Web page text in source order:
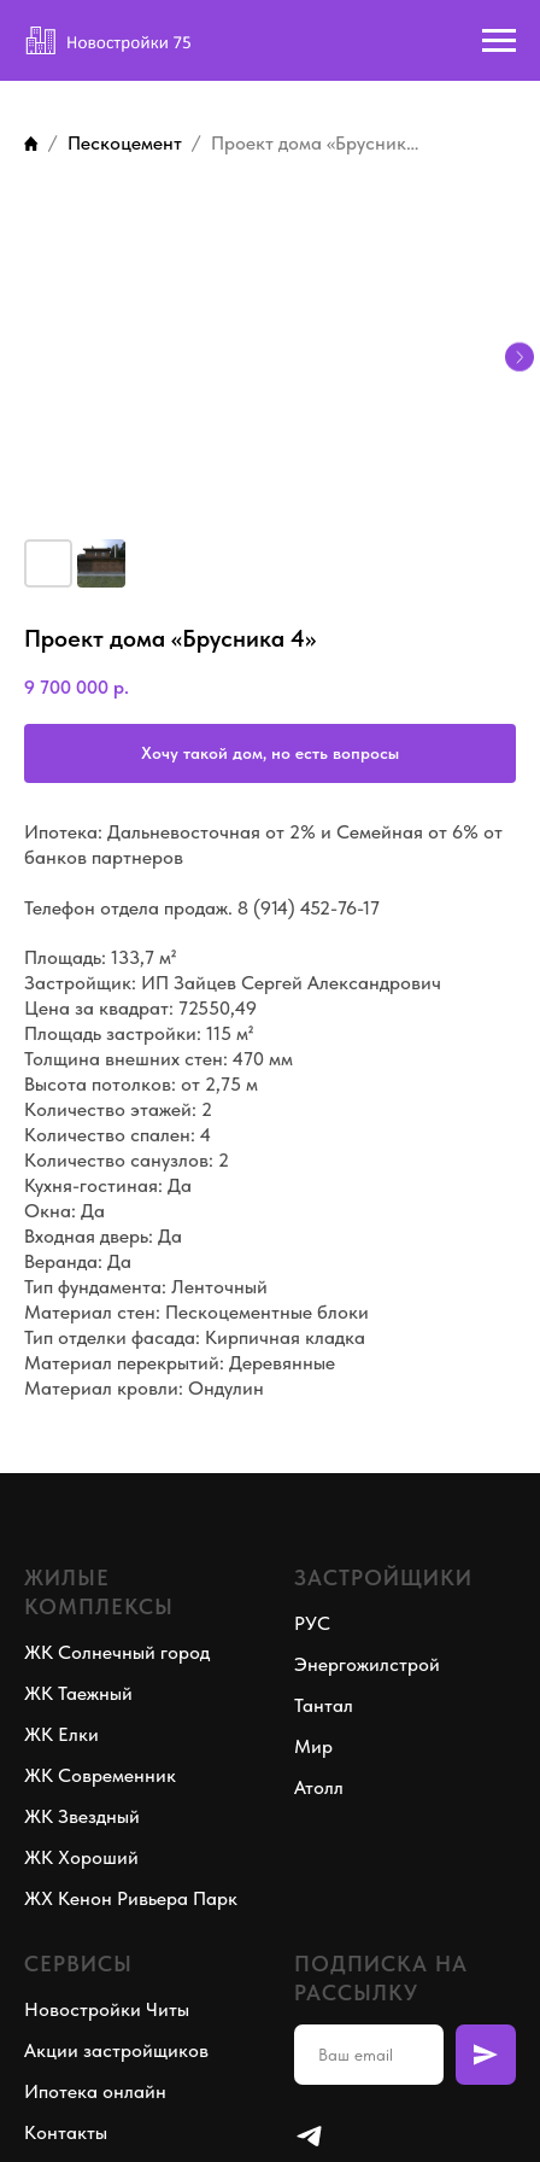
Пескоцемент Проект дома «Брусника 4»
Проект дома «Брусника 4»
9 700 000 р.
Хочу такой дом, но есть вопросы
Ипотека: Дальневосточная от 2% и Семейная от 6% от
банков партнеров
Телефон отдела продаж. 8 (914) 452-76-17
Площадь: 133,7 м²
Застройщик: ИП Зайцев Сергей Александрович
Цена за квадрат: 72550,49
Площадь застройки: 115 м²
Толщина внешних стен: 470 мм
Высота потолков: от 2,75 м
Количество этажей: 2
Количество спален: 4
Количество санузлов: 2
Кухня-гостиная: Да
Окна: Да
Входная дверь: Да
Веранда: Да
Тип фундамента: Ленточный
Материал стен: Пескоцементные блоки
Тип отделки фасада: Кирпичная кладка
Материал перекрытий: Деревянные
Материал кровли: Ондулин
ЖИЛЫЕ
КОМПЛЕКСЫ
ЖК Солнечный город
ЖК Таежный
ЖК Елки
ЖК Современник
ЖК Звездный
ЖК Хороший
ЖХ Кенон Ривьера Парк
ЗАСТРОЙЩИКИ
РУС
Энергожилстрой
Тантал
Мир
Атолл
СЕРВИСЫ
Новостройки Читы
Акции застройщиков
Ипотека онлайн
Контакты
ПОДПИСКА НА
РАССЫЛКУ